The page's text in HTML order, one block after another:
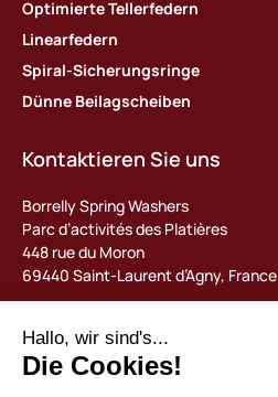
Optimierte Tellerfedern
Linearfedern
Spiral-Sicherungsringe
Dünne Beilagscheiben
Kontaktieren Sie uns
Borrelly Spring Washers
Parc d’activités des Platières
448 rue du Moron
69440 Saint-Laurent d’Agny, France
contact@borrelly.com